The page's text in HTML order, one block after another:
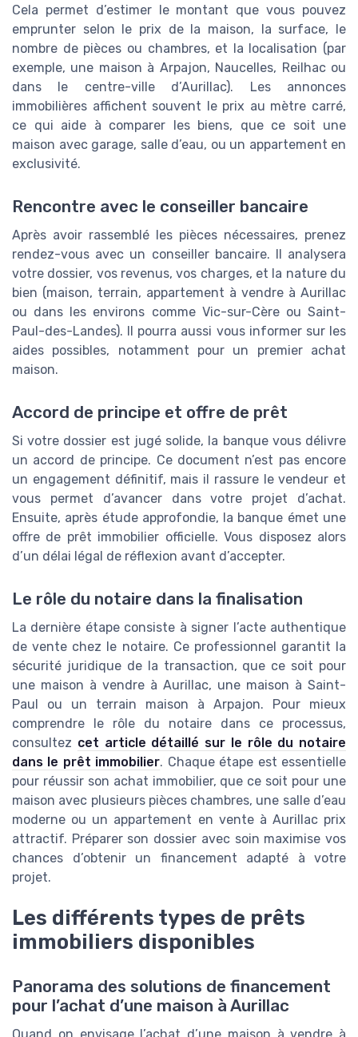
Cela permet d’estimer le montant que vous pouvez
emprunter selon le prix de la maison, la surface, le
nombre de pièces ou chambres, et la localisation (par
exemple, une maison à Arpajon, Naucelles, Reilhac ou
dans le centre-ville d’Aurillac). Les annonces
immobilières affichent souvent le prix au mètre carré,
ce qui aide à comparer les biens, que ce soit une
maison avec garage, salle d’eau, ou un appartement en
exclusivité.
Rencontre avec le conseiller bancaire
Après avoir rassemblé les pièces nécessaires, prenez
rendez-vous avec un conseiller bancaire. Il analysera
votre dossier, vos revenus, vos charges, et la nature du
bien (maison, terrain, appartement à vendre à Aurillac
ou dans les environs comme Vic-sur-Cère ou Saint-
Paul-des-Landes). Il pourra aussi vous informer sur les
aides possibles, notamment pour un premier achat
maison.
Accord de principe et offre de prêt
Si votre dossier est jugé solide, la banque vous délivre
un accord de principe. Ce document n’est pas encore
un engagement définitif, mais il rassure le vendeur et
vous permet d’avancer dans votre projet d’achat.
Ensuite, après étude approfondie, la banque émet une
offre de prêt immobilier officielle. Vous disposez alors
d’un délai légal de réflexion avant d’accepter.
Le rôle du notaire dans la finalisation
La dernière étape consiste à signer l’acte authentique
de vente chez le notaire. Ce professionnel garantit la
sécurité juridique de la transaction, que ce soit pour
une maison à vendre à Aurillac, une maison à Saint-
Paul ou un terrain maison à Arpajon. Pour mieux
comprendre le rôle du notaire dans ce processus,
consultez cet article détaillé sur le rôle du notaire
dans le prêt immobilier. Chaque étape est essentielle
pour réussir son achat immobilier, que ce soit pour une
maison avec plusieurs pièces chambres, une salle d’eau
moderne ou un appartement en vente à Aurillac prix
attractif. Préparer son dossier avec soin maximise vos
chances d’obtenir un financement adapté à votre
projet.
Les différents types de prêts
immobiliers disponibles
Panorama des solutions de financement
pour l’achat d’une maison à Aurillac